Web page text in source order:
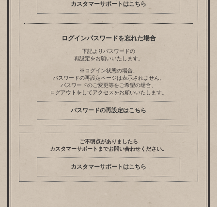
カスタマーサポートはこちら
ログインパスワードを忘れた場合
下記よりパスワードの
再設定をお願いいたします。
※ログイン状態の場合、
パスワードの再設定ページは表示されません。
パスワードのご変更等をご希望の場合、
ログアウトをしてアクセスをお願いいたします。
パスワードの再設定はこちら
ご不明点がありましたら
カスタマーサポートまでお問い合わせください。
カスタマーサポートはこちら